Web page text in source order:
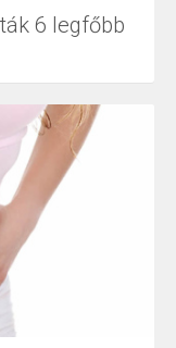
6 legfőbb